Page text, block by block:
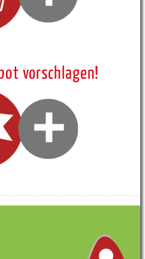
vorschlagen!